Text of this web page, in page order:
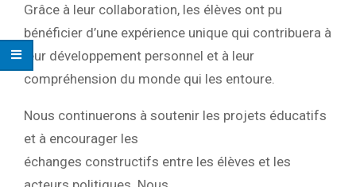
Grâce à leur collaboration, les élèves ont pu
bénéficier d’une expérience unique qui contribuera à
leur développement personnel et à leur
compréhension du monde qui les entoure.
Nous continuerons à soutenir les projets éducatifs
et à encourager les
échanges constructifs entre les élèves et les